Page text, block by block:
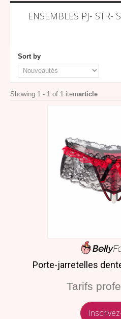
ENSEMBLES PJ- STR-
Sort by
Showing 1 - 1 of 1 itemarticle
Porte-jarretelles
Tarifs